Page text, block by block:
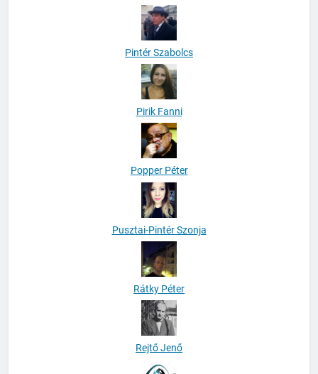
Pintér Szabolcs
Pirik Fanni
Popper Péter
Pusztai-Pintér Szonja
Rátky Péter
Rejtő Jenő